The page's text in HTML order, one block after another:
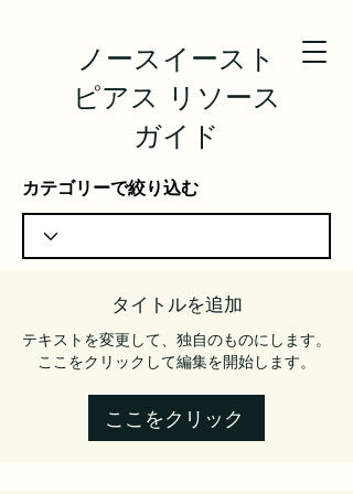
ノースイースト
ピアス リソース
ガイド
カテゴリーで絞り込む
タイトルを追加
テキストを変更して、独自のものにします。
ここをクリックして編集を開始します。
ここをクリック